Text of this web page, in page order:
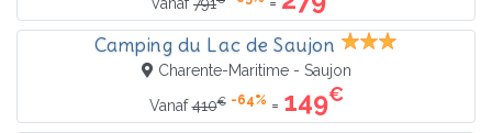
Vanaf791
Camping du Lac de Saujon
Charente-Maritime - Saujon
Vanaf410€ -64% = 149€